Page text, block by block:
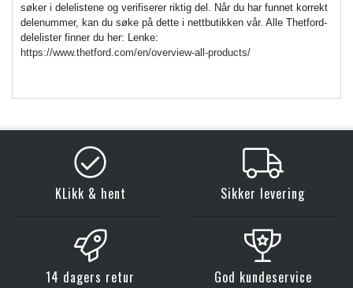
søker i delelistene og verifiserer riktig del. Når du har funnet korrekt
delenummer, kan du søke på dette i nettbutikken vår. Alle Thetford-
delelister finner du her: Lenke:
https://www.thetford.com/en/overview-all-products/
KLikk & hent Sikker levering
14 dagers retur God kundeservice